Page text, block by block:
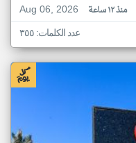
Aug 06, 2026
منذ ١٢ ساعة
عدد الكلمات: ٣٥٥